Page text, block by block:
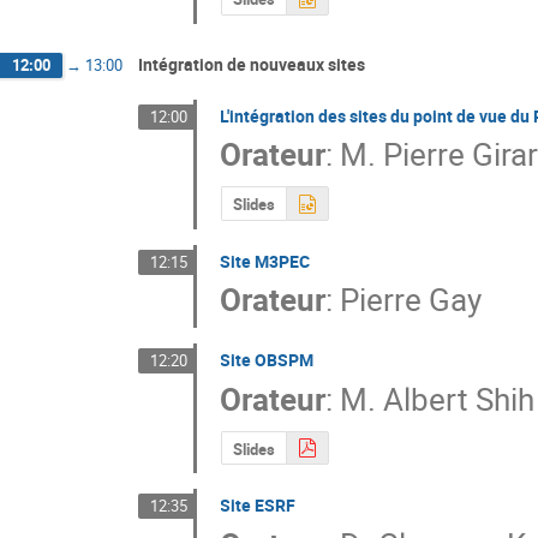
12:00 → 13:00 Intégration de nouveaux sites
12:00 L'intégration des sites du point de vue du
Orateur: M. Pierre
Slides
12:15 Site M3PEC
Orateur: Pierre Gay
12:20 Site OBSPM
Orateur: M. Albert Shih
Slides
12:35 Site ESRF